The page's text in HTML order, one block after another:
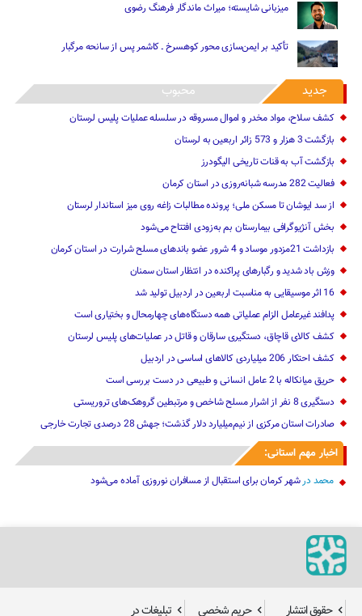
میزبانی شایسته؛ میراث ماندگار فرهنگ رضوی
تأکید بر ایمن‌سازی محور کوهسرخ ـ کاشمر پس از سانحه مرگبار
جدید محبوب
کشف سلاح، مواد مخدر و اموال مسروقه در سلسله عملیات پلیس لرستان
بازگشت 3 هزار و 573 زائر اربعین به لرستان
بازگشت آب به قنات تاریخی الیگودرز
فعالیت 282 مدرسه شبانه‌روزی در استان کرمان
از سد ایوشان تا مسکن ملی؛ پرونده مطالبات زاغه روی میز استاندار لرستان
بخش آنژیوگرافی بیمارستان بم به‌زودی افتتاح می‌شود
بازداشت 21مزدور موساد و 4 شرور عضو باندهای مسلح شرارت در استان کرمان
وزش باد شدید و رگبارهای پراکنده در انتظار استان سمنان
16 اثر موسیقایی به مناسبت اربعین در اردبیل تولید شد
پدافند غیرعامل الزام عملیاتی همه دستگاه‌های چهارمحال و بختیاری است
کشف کالای قاچاق، دستگیری سارقان و قاتل در عملیات‌های پلیس لرستان
کشف احتکار 206 میلیاردی کالاهای اساسی در اردبیل
حریق میانکاله با 2 عامل انسانی و طبیعی در دست بررسی است
دستگیری 8 نفر از اشرار مسلح شاخص و مرتبطین گروهک‌های تروریستی
صادرات استان مرکزی از نیم‌میلیارد دلار گذشت؛ جهش 28 درصدی تجارت خارجی
اخبار مهم استانی:
محمد درشهر کرمان برای استقبال از مسافران نوروزی آماده می‌شود
حقوق انتشار حریم شخصی تبلیغات در